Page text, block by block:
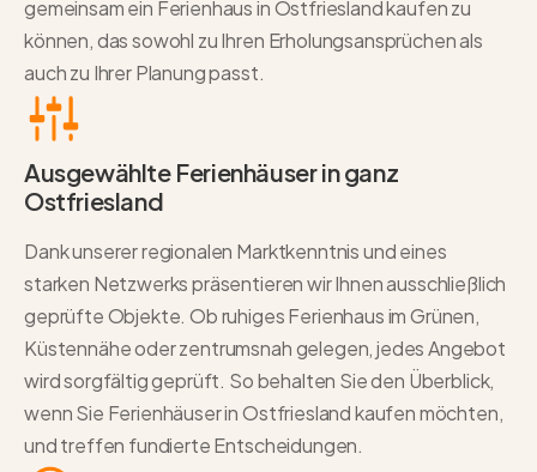
gemeinsam ein Ferienhaus in Ostfriesland kaufen zu
können, das sowohl zu Ihren Erholungsansprüchen als
auch zu Ihrer Planung passt.
Ausgewählte Ferienhäuser in ganz
Ostfriesland
Dank unserer regionalen Marktkenntnis und eines
starken Netzwerks präsentieren wir Ihnen ausschließlich
geprüfte Objekte. Ob ruhiges Ferienhaus im Grünen,
Küstennähe oder zentrumsnah gelegen, jedes Angebot
wird sorgfältig geprüft. So behalten Sie den Überblick,
wenn Sie Ferienhäuser in Ostfriesland kaufen möchten,
und treffen fundierte Entscheidungen.